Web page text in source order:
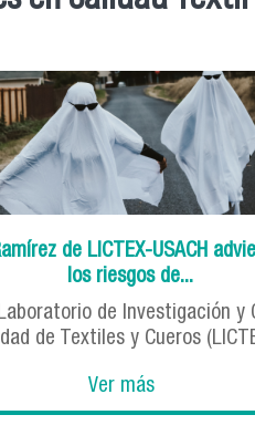
de LICTEX-USACH
los riesgos de...
de Investigación y
de Textiles y Cueros
Ver más